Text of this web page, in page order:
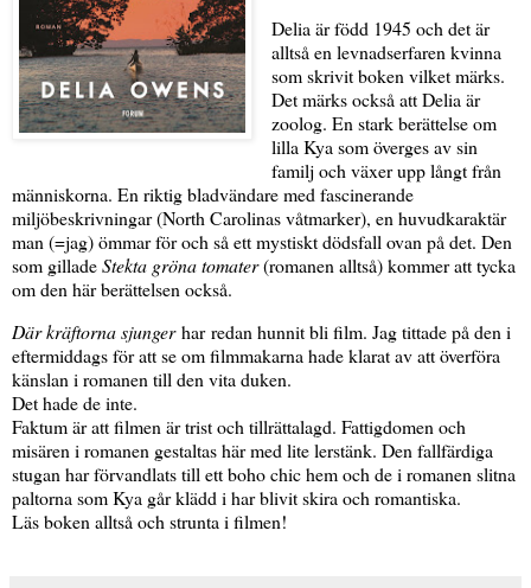
Delia är född 1945 och det är
alltså en levnadserfaren kvinna
som skrivit boken vilket märks.
Det märks också att Delia är
zoolog. En stark berättelse om
lilla Kya som överges av sin
familj och växer upp långt från
människorna. En riktig bladvändare med fascinerande
miljöbeskrivningar (North Carolinas våtmarker), en huvudkaraktär
man (=jag) ömmar för och så ett mystiskt dödsfall ovan på det. Den
som gilladeStekta gröna tomater(romanen alltså) kommer att tycka
om den här berättelsen också.
Där kräftorna sjungerhar redan hunnit bli film. Jag tittade på den i
eftermiddags för att se om filmmakarna hade klarat av att överföra
känslan i romanen till den vita duken.
Det hade de inte.
Faktum är att filmen är trist och tillrättalagd. Fattigdomen och
misären i romanen gestaltas här med lite lerstänk. Den fallfärdiga
stugan har förvandlats till ett boho chic hem och de i romanen slitna
paltorna som Kya går klädd i har blivit skira och romantiska.
Läs boken alltså och strunta i filmen!